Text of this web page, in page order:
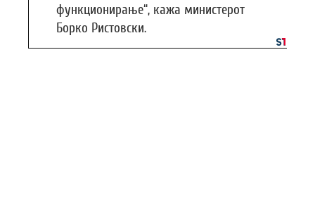
функционирање“, кажа министерот
Борко Ристовски.